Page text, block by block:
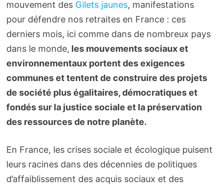
mouvement des Gilets jaunes, manifestations
pour défendre nos retraites en France : ces
derniers mois, ici comme dans de nombreux pays
dans le monde, les mouvements sociaux et
environnementaux portent des exigences
communes et tentent de construire des projets
de société plus égalitaires, démocratiques et
fondés sur la justice sociale et la préservation
des ressources de notre planète.
En France, les crises sociale et écologique puisent
leurs racines dans des décennies de politiques
d’affaiblissement des acquis sociaux et des